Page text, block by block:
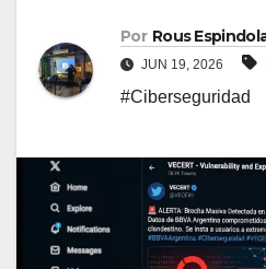
Por Rous
JUN 19, 2026
#Ciberseguridad